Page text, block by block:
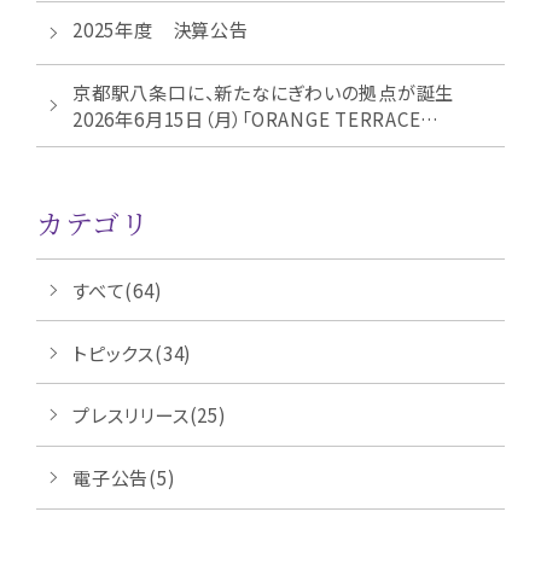
2025年度 決算公告
京都駅八条口に、新たなにぎわいの拠点が誕生
2026年6月15日（月）「ORANGE TERRACE
KYOT...
カテゴリ
すべて(64)
トピックス(34)
プレスリリース(25)
電子公告(5)